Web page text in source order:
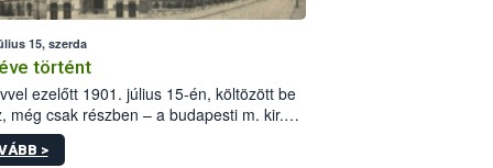
15, szerda
történt
ezelőtt 1901. július 15-én, költözött be
még csak részben – a budapesti m. kir.
állomás a Kis Rókus utca
alatti, Czigler Győző által tervezett új
>